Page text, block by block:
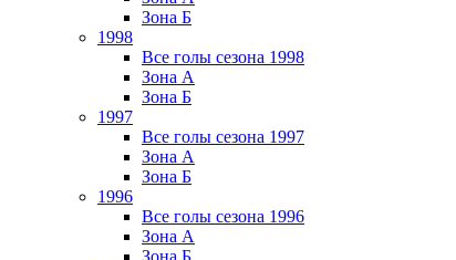
Зона Б
1998
Все голы сезона 1998
Зона А
Зона Б
1997
Все голы сезона 1997
Зона А
Зона Б
1996
Все голы сезона 1996
Зона А
Зона Б